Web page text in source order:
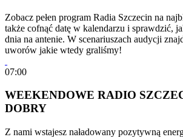
Zobacz pełen program Radia Szczecin na
także cofnąć datę w kalendarzu i sprawdzić,
dnia na antenie. W scenariuszach audycji
uworów jakie wtedy graliśmy!
07:00
WEEKENDOWE RADIO
DOBRY
Z nami wstajesz naładowany pozytywną